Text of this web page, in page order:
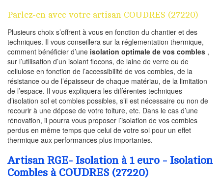
Parlez-en avec votre artisan COUDRES (27220)
Plusieurs choix s’offrent à vous en fonction du chantier et des
techniques. Il vous conseillera sur la réglementation thermique,
comment bénéficier d’une isolation optimale de vos combles ,
sur l’utilisation d’un isolant flocons, de laine de verre ou de
cellulose en fonction de l’accessibilité de vos combles, de la
résistance ou de l’épaisseur de chaque matériau, de la limitation
de l’espace. Il vous expliquera les différentes techniques
d’isolation sol et combles possibles, s’il est nécessaire ou non de
recourir à une dépose de votre toiture, etc. Dans le cas d’une
rénovation, il pourra vous proposer l’isolation de vos combles
perdus en même temps que celui de votre sol pour un effet
thermique aux performances plus importantes.
Artisan RGE- Isolation à 1 euro - Isolation
Combles à COUDRES (27220)